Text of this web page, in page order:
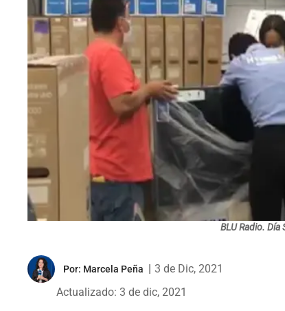
BLU Radio. Día
Por: Marcela Peña
3 de Dic, 2021
Actualizado: 3 de dic, 2021